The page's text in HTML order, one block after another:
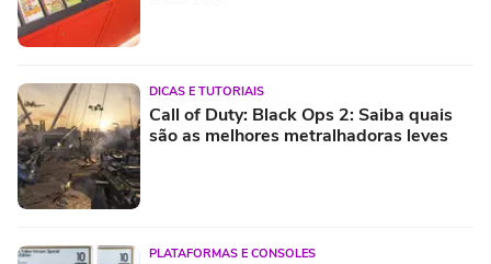
DICAS E TUTORIAIS
Call of Duty: Black Ops 2: Saiba quais
são as melhores metralhadoras leves
PLATAFORMAS E CONSOLES